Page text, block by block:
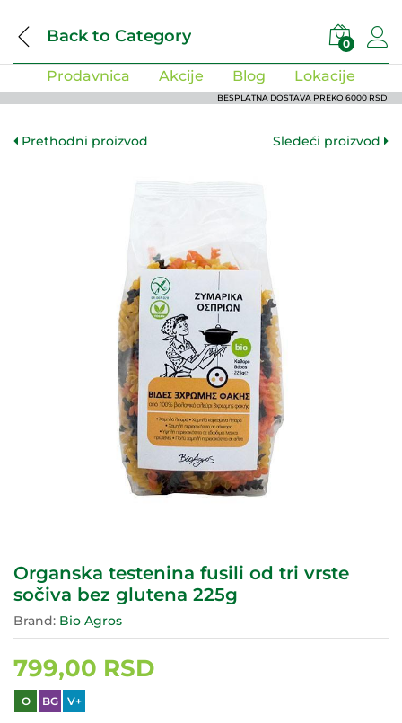
Back to Category 0
Prodavnica Akcije Blog Lokacije
BESPLATNA DOSTAVA PREKO 6000 RSD
Prethodni proizvod Sledeći proizvod
Organska testenina fusili od tri vrste
sočiva bez glutena 225g
Brand: Bio Agros
799,00 RSD
O BG V+